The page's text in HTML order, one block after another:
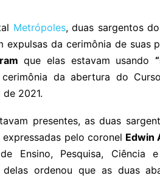
Metrópoles, duas sargentos
expulsas da cerimônia de suas
que elas estavam usando
da abertura do
2021.
presentes, as duas
pelo coronel Edwin
Ensino, Pesquisa, Ciência
ordenou que as duas